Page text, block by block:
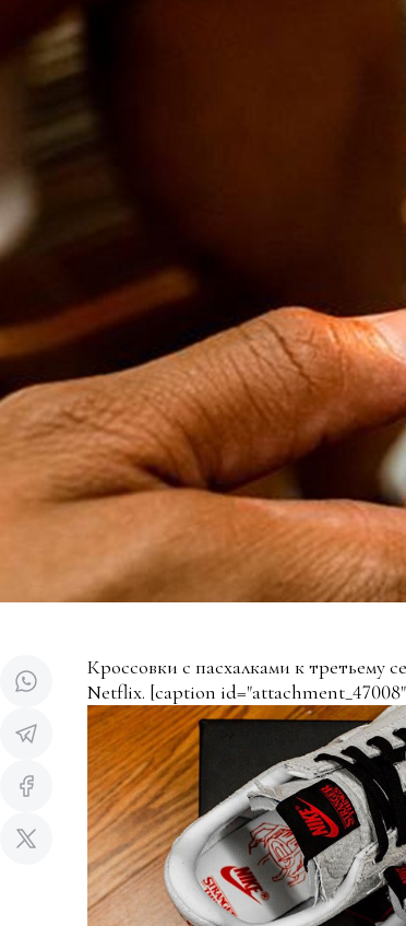
Кроссовки с пасхалками к третьему
Netflix. [caption